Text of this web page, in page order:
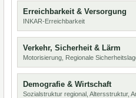
Erreichbarkeit & Versorgung
INKAR-Erreichbarkeit
Verkehr, Sicherheit & Lärm
Motorisierung, Regionale
Demografie & Wirtschaft
Sozialstruktur regional, Altersstruktur,